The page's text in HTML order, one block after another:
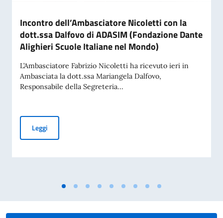
Incontro dell’Ambasciatore Nicoletti con la
dott.ssa Dalfovo di ADASIM (Fondazione Dante
Alighieri Scuole Italiane nel Mondo)
L’Ambasciatore Fabrizio Nicoletti ha ricevuto ieri in
Ambasciata la dott.ssa Mariangela Dalfovo,
Responsabile della Segreteria...
LeggiIncontro dell’Ambasciatore Nicoletti con la dott.ssa